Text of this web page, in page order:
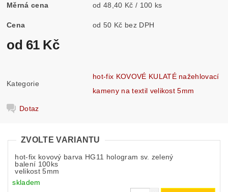
Měrná cena od 48,40 Kč / 100 ks
Cena od 50 Kč bez DPH
od 61 Kč
Kategorie
hot-fix KOVOVÉ KULATÉ nažehlovací
kameny na textil velikost 5mm
Dotaz
ZVOLTE VARIANTU
hot-fix kovový barva HG11 hologram sv. zelený
balení 100ks
velikost 5mm
skladem